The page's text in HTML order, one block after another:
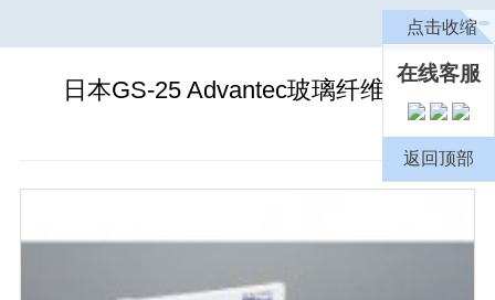
日本GS-25 Advantec玻璃纤维滤纸
点击收缩
在线客服
返回顶部